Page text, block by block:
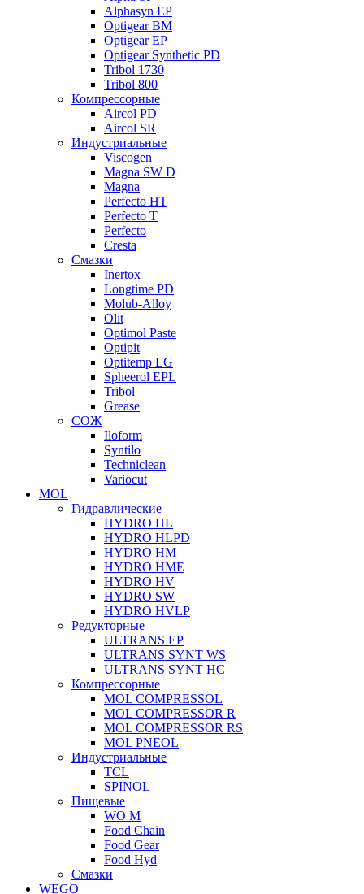
Alphasyn EP
Optigear BM
Optigear EP
Optigear Synthetic PD
Tribol 1730
Tribol 800
Компрессорные
Aircol PD
Aircol SR
Индустриальные
Viscogen
Magna SW D
Magna
Perfecto HT
Perfecto T
Perfecto
Cresta
Смазки
Inertox
Longtime PD
Molub-Alloy
Olit
Optimol Paste
Optipit
Optitemp LG
Spheerol EPL
Tribol
Grease
СОЖ
Iloform
Syntilo
Techniclean
Variocut
MOL
Гидравлические
HYDRO HL
HYDRO HLPD
HYDRO HM
HYDRO HME
HYDRO HV
HYDRO SW
HYDRO HVLP
Редукторные
ULTRANS EP
ULTRANS SYNT WS
ULTRANS SYNT HC
Компрессорные
MOL COMPRESSOL
MOL COMPRESSOR R
MOL COMPRESSOR RS
MOL PNEOL
Индустриальные
TCL
SPINOL
Пищевые
WO M
Food Chain
Food Gear
Food Hyd
Смазки
WEGO